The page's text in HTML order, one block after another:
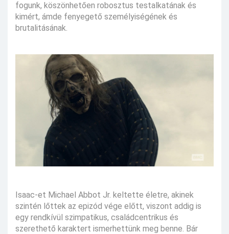
fogunk, köszönhetően robosztus testalkatának és
kimért, ámde fenyegető személyiségének és
brutalitásának.
Isaac-et Michael Abbot Jr. keltette életre, akinek
szintén lőttek az epizód vége előtt, viszont addig is
egy rendkívül szimpatikus, családcentrikus és
szerethető karaktert ismerhettünk meg benne. Bár